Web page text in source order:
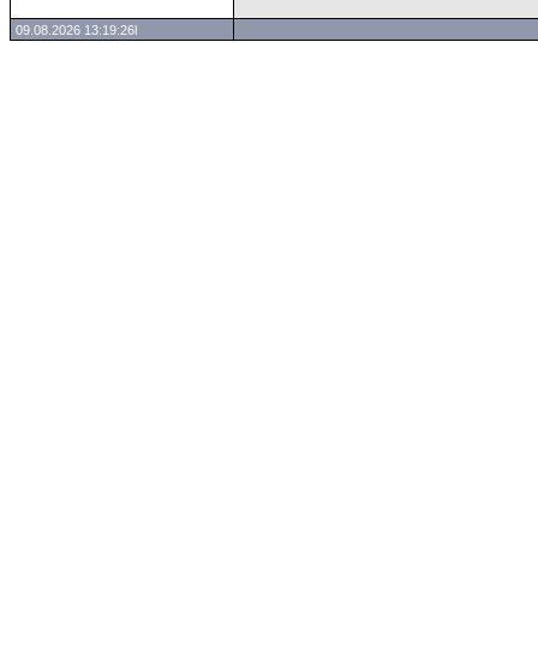
09.08.2026 13:19:26l